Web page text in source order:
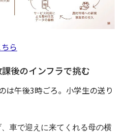
ら
課後のインフラで挑む
は午後3時ごろ。小学生の送り
、車で迎えに来てくれる母の横